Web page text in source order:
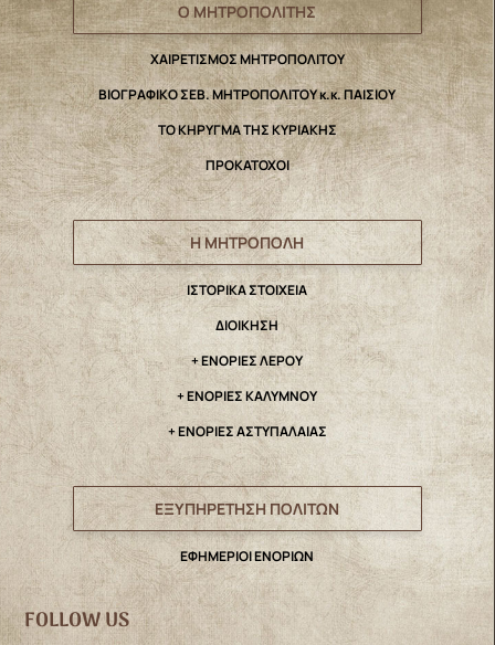
Ο ΜΗΤΡΟΠΟΛΙΤΗΣ
ΧΑΙΡΕΤΙΣΜΟΣ ΜΗΤΡΟΠΟΛΙΤΟΥ
ΒΙΟΓΡΑΦΙΚΟ ΣΕΒ. ΜΗΤΡΟΠΟΛΙΤΟΥ κ.κ. ΠΑΙΣΙΟΥ
ΤΟ ΚΗΡΥΓΜΑ ΤΗΣ ΚΥΡΙΑΚΗΣ
ΠΡΟΚΑΤΟΧΟΙ
Η ΜΗΤΡΟΠΟΛΗ
IΣΤΟΡΙΚΑ ΣΤΟΙΧΕΙΑ
ΔΙΟΙΚΗΣΗ
+ ΕΝΟΡΙΕΣ ΛΕΡΟΥ
+ ΕΝΟΡΙΕΣ ΚΑΛΥΜΝΟΥ
+ ΕΝΟΡΙΕΣ ΑΣΤΥΠΑΛΑΙΑΣ
ΕΞΥΠΗΡΕΤΗΣΗ ΠΟΛΙΤΩΝ
ΕΦΗΜΕΡΙΟΙ ΕΝΟΡΙΩΝ
FOLLOW US